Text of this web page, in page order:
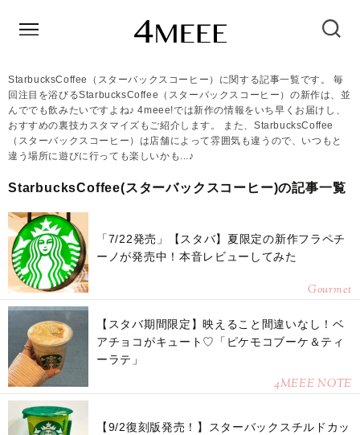
StarbucksCoffee（スターバックスコーヒー）に関する記事一覧です。 毎
回注目を浴びるStarbucksCoffee（スターバックスコーヒー）の新作は、並
んででも飲みたいですよね♪ 4meee!では新作の情報をいち早くお届けし、
おすすめの裏技カスタマイズもご紹介します。 また、StarbucksCoffee
（スターバックスコーヒー）は店舗によって雰囲気も違うので、いつもと
違う場所に遊びに行っても楽しいかも...♪
StarbucksCoffee(スターバックスコーヒー)の記事一覧
「7/22発売」【スタバ】夏限定の新作フラペチ
ーノが発売中！本音レビューしてみた
Gourmet
【スタバ期間限定】映えること間違いなし！ベ
アチョコがキュート♡「ピケモコブーケ＆ティ
ーラテ」
4MEEE NOTE
【9/2復刻版発売！】スターバックスチルドカッ